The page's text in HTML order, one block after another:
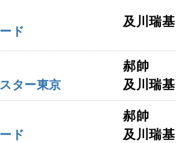
ド
及川瑞基
ター東京
郝帥
及川瑞基
ド
郝帥
及川瑞基